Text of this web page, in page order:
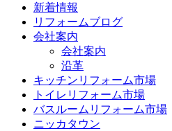
新着情報
リフォームブログ
会社案内
会社案内
沿革
キッチンリフォーム市場
トイレリフォーム市場
バスルームリフォーム市場
ニッカタウン